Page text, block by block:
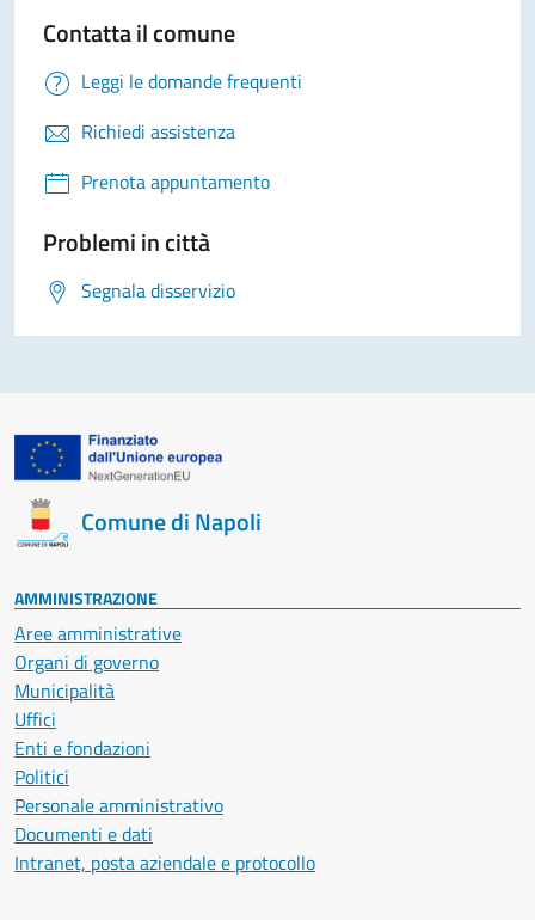
Contatta il comune
Leggi le domande frequenti
Richiedi assistenza
Prenota appuntamento
Problemi in città
Segnala disservizio
Comune di Napoli
AMMINISTRAZIONE
Aree amministrative
Organi di governo
Municipalità
Uffici
Enti e fondazioni
Politici
Personale amministrativo
Documenti e dati
Intranet, posta aziendale e protocollo